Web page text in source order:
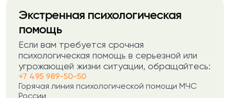
Экстренная психологическая
помощь
Если вам требуется срочная
психологическая помощь в серьезной или
угрожающей жизни ситуации, обращайтесь:
+7 495 989-50-50
Горячая линия психологической помощи МЧС
России